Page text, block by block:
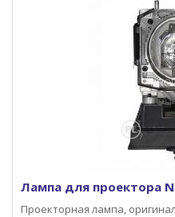
Лампа для проектора
Проекторная лампа,